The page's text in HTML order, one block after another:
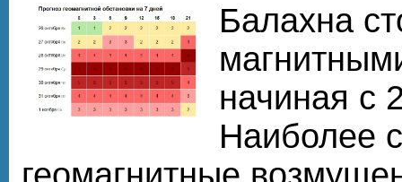
Балахна
начиная с
Наиболее
геомагнитные